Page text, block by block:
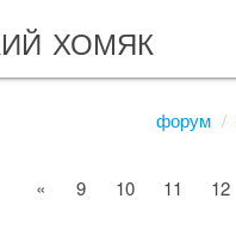
хомяк
форум
« 9 10 11 12